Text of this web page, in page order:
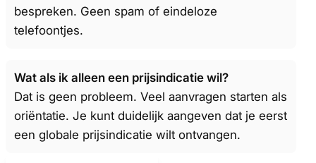
bespreken. Geen spam of eindeloze
telefoontjes.
Wat als ik alleen een prijsindicatie wil?
Dat is geen probleem. Veel aanvragen starten als
oriëntatie. Je kunt duidelijk aangeven dat je eerst
een globale prijsindicatie wilt ontvangen.